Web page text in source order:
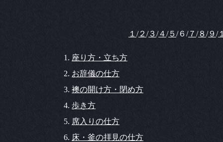
１ /２ /３/４/５ /６/７ /８/９ /
座り方・立ち方
お辞儀の仕方
襖の開け方・閉め方
歩き方
席入りの仕方
床・釜の拝見の仕方